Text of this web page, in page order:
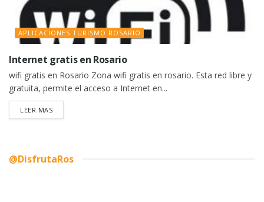
APLICACIONES TURISMO ROSARIO
Internet gratis en Rosario
wifi gratis en Rosario Zona wifi gratis en rosario. Esta red libre y
gratuita, permite el acceso a Internet en...
LEER MASDETAILS
@DisfrutaRos